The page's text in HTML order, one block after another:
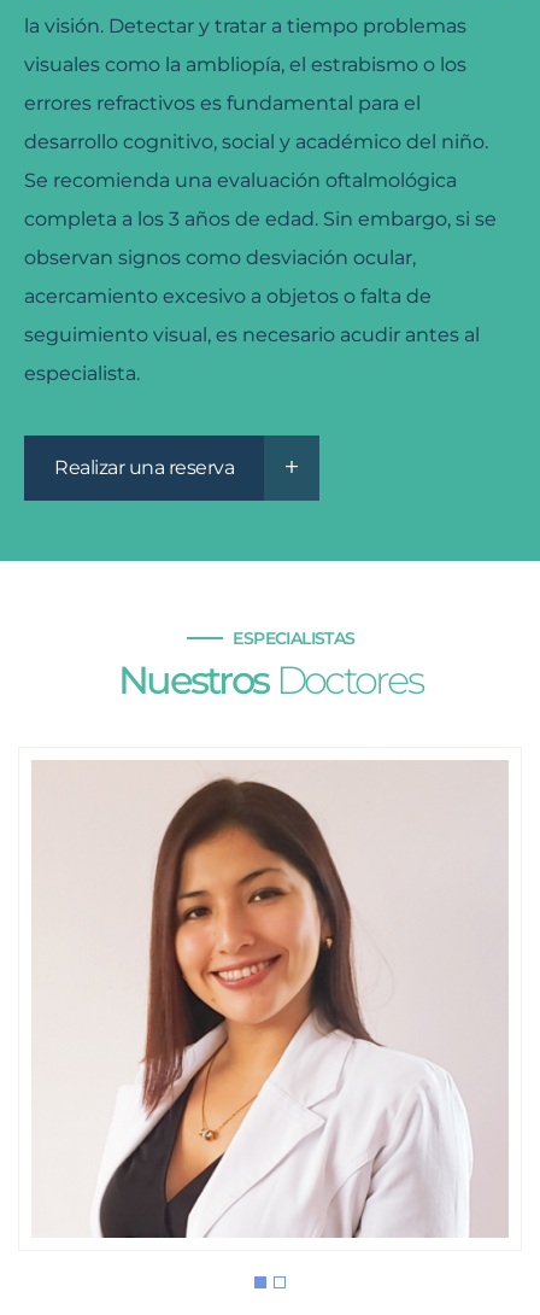
la visión. Detectar y tratar a tiempo problemas
visuales como la ambliopía, el estrabismo o los
errores refractivos es fundamental para el
desarrollo cognitivo, social y académico del niño.
Se recomienda una evaluación oftalmológica
completa a los 3 años de edad. Sin embargo, si se
observan signos como desviación ocular,
acercamiento excesivo a objetos o falta de
seguimiento visual, es necesario acudir antes al
especialista.
Realizar una reserva
ESPECIALISTAS
Nuestros Doctores
Mischell Lázaro
OFTALMOPEDIATRA